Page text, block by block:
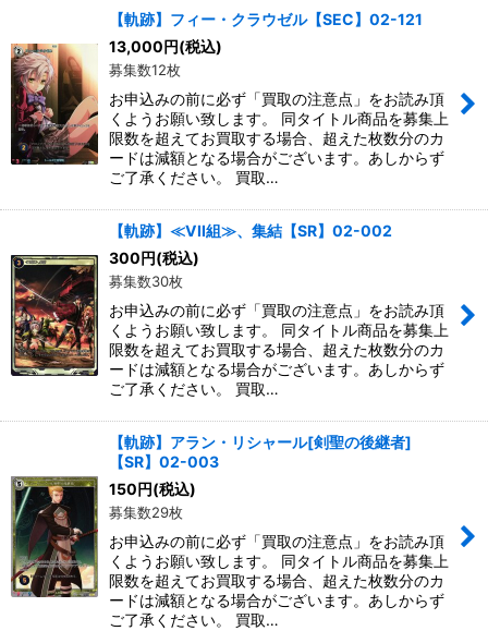
【軌跡】フィー・クラウゼル【SEC】02-121
13,000円(税込)
募集数12枚
お申込みの前に必ず「買取の注意点」をお読み頂
くようお願い致します。 同タイトル商品を募集上
限数を超えてお買取する場合、超えた枚数分のカ
ードは減額となる場合がございます。あしからず
ご了承ください。 買取…
【軌跡】≪VII組≫、集結【SR】02-002
300円(税込)
募集数30枚
お申込みの前に必ず「買取の注意点」をお読み頂
くようお願い致します。 同タイトル商品を募集上
限数を超えてお買取する場合、超えた枚数分のカ
ードは減額となる場合がございます。あしからず
ご了承ください。 買取…
【軌跡】アラン・リシャール[剣聖の後継者]
【SR】02-003
150円(税込)
募集数29枚
お申込みの前に必ず「買取の注意点」をお読み頂
くようお願い致します。 同タイトル商品を募集上
限数を超えてお買取する場合、超えた枚数分のカ
ードは減額となる場合がございます。あしからず
ご了承ください。 買取…